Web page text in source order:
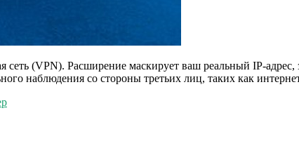
(VPN). Расширение маскирует ваш реальный IP-адрес,
наблюдения со стороны третьих лиц, таких как